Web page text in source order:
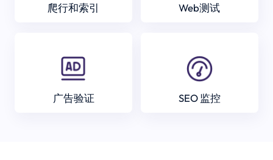
爬行和索引 Web测试
广告验证 SEO 监控